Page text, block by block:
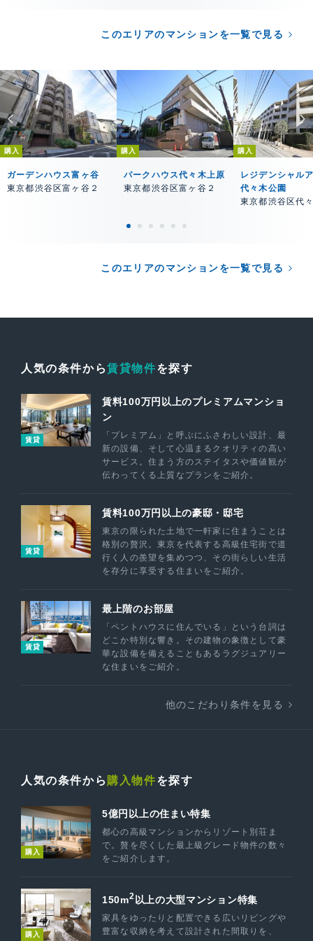
このエリアのマンションを一覧で見る
購入
ガーデンハウス富ヶ谷
東京都渋谷区富ヶ谷２
購入
パークハウス代々木上原
東京都渋谷区富ヶ谷２
購入
レジデンシャル
代々木公園
東京都渋谷区代
このエリアのマンションを一覧で見る
人気の条件から賃貸物件を探す
賃貸
賃料100万円以上のプレミアムマンショ
ン
「プレミアム」と呼ぶにふさわしい設計、最
新の設備、そして心温まるクオリティの高い
サービス。住まう方のステイタスや価値観が
伝わってくる上質なプランをご紹介。
賃貸
賃料100万円以上の豪邸・邸宅
東京の限られた土地で一軒家に住まうことは
格別の贅沢。東京を代表する高級住宅街で道
行く人の羨望を集めつつ、その街らしい生活
を存分に享受する住まいをご紹介。
賃貸
最上階のお部屋
「ペントハウスに住んでいる」という台詞は
どこか特別な響き。その建物の象徴として豪
華な設備を備えることもあるラグジュアリー
な住まいをご紹介。
他のこだわり条件を見る
人気の条件から 購入物件を探す
購入
5億円以上の住まい特集
都心の高級マンションからリゾート別荘ま
で。贅を尽くした最上級グレード物件の数々
をご紹介します。
購入
150m2 以上の大型マンション特集
家具をゆったりと配置できる広いリビングや
豊富な収納を考えて設計された間取りを、